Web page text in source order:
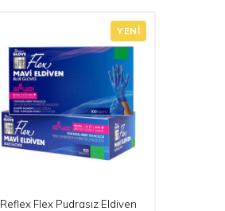
YENI
Reflex Flex Pudrasız Eldiven